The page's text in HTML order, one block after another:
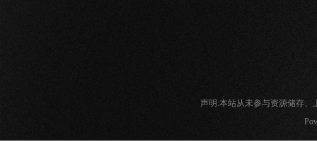
声明:本站从未参与资源储存、